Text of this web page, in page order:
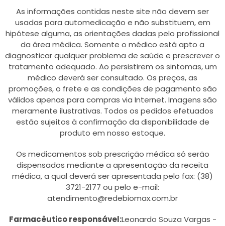
As informações contidas neste site não devem ser
usadas para automedicação e não substituem, em
hipótese alguma, as orientações dadas pelo profissional
da área médica. Somente o médico está apto a
diagnosticar qualquer problema de saúde e prescrever o
tratamento adequado. Ao persistirem os sintomas, um
médico deverá ser consultado. Os preços, as
promoções, o frete e as condições de pagamento são
válidos apenas para compras via Internet. Imagens são
meramente ilustrativas. Todos os pedidos efetuados
estão sujeitos à confirmação da disponibilidade de
produto em nosso estoque.
Os medicamentos sob prescrição médica só serão
dispensados mediante a apresentação da receita
médica, a qual deverá ser apresentada pelo fax: (38)
3721-2177 ou pelo e-mail:
atendimento@redebiomax.com.br
Farmacêutico responsável:Leonardo Souza Vargas -